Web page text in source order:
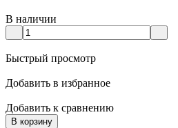
В наличии
Быстрый просмотр
Добавить в избранное
Добавить к сравнению
В корзину